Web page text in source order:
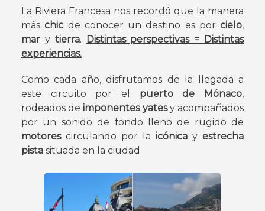
La Riviera Francesa nos recordó que la manera
máschic de conocer un destino es por cielo,
mar y tierra. Distintas perspectivas = Distintas
experiencias.
Como cada año, disfrutamos de la llegada a
este circuito por el puerto de Mónaco,
rodeados deimponentes yatesy acompañados
por un sonido de fondo lleno de rugido de
motores circulando por la icónica y estrecha
pista situada en la ciudad.